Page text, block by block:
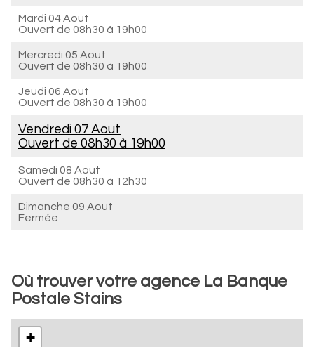
Mardi 04 Aout
Ouvert de 08h30 à 19h00
Mercredi 05 Aout
Ouvert de 08h30 à 19h00
Jeudi 06 Aout
Ouvert de 08h30 à 19h00
Vendredi 07 Aout
Ouvert de 08h30 à 19h00
Samedi 08 Aout
Ouvert de 08h30 à 12h30
Dimanche 09 Aout
Fermée
Où trouver votre agence La Banque
Postale Stains
+